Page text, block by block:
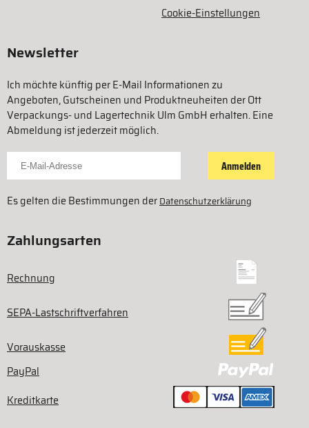
Cookie-Einstellungen
Newsletter
Ich möchte künftig per E-Mail Informationen zu
Angeboten, Gutscheinen und Produktneuheiten der Ott
Verpackungs- und Lagertechnik Ulm GmbH erhalten. Eine
Abmeldung ist jederzeit möglich.
Für Newsletter anmelden
Anmelden
Es gelten die Bestimmungen derDatenschutzerklärung
Zahlungsarten
Rechnung
SEPA-Lastschriftverfahren
Vorauskasse
PayPal
Kreditkarte